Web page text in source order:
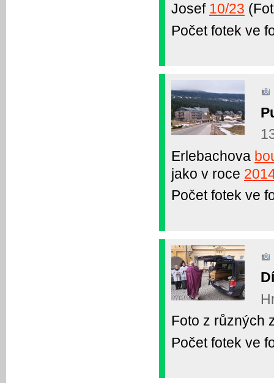
Josef 10/23
Počet fotek ve
Erlebachova
jako v roce
Počet fotek ve
Foto z různých
Počet fotek ve